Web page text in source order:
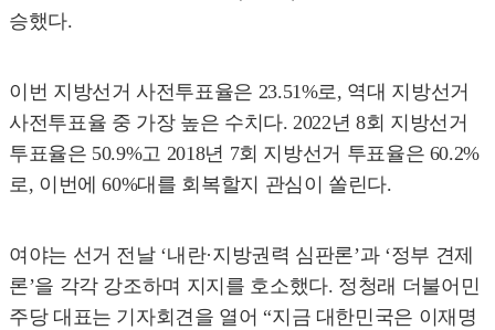
승했다.
이번 지방선거 사전투표율은 23.51%로, 역대 지방선거
사전투표율 중 가장 높은 수치다. 2022년 8회 지방선거
투표율은 50.9%고 2018년 7회 지방선거 투표율은 60.2%
로, 이번에 60%대를 회복할지 관심이 쏠린다.
여야는 선거 전날 ‘내란·지방권력 심판론’과 ‘정부 견제
론’을 각각 강조하며 지지를 호소했다. 정청래 더불어민
주당 대표는 기자회견을 열어 “지금 대한민국은 이재명